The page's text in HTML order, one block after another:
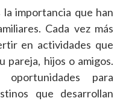
importancia que han
Cada vez más
en actividades que
pareja, hijos o amigos.
para
que desarrollan